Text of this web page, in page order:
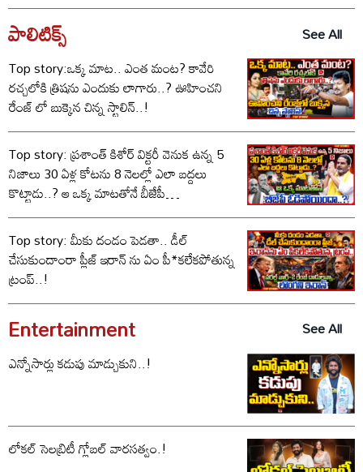
పాలిటిక్స్‌
See All
Top story:ఒక్క మాట.. ఎంత మంట? కావేరి
రచ్చలోకి త్రిషను ఎందుకు లాగారు..? ఊహించని
రేంజ్ లో బుక్కైన చిన్న స్టాలిన్..!
Top story: ప్రశాంత్ కిశోర్ విక్టరీ వెనుక ఉన్న 5
నిజాలు 30 ఏళ్ల కోటను 8 నెలల్లో ఎలా బద్దలు
కొట్టాడు..? ఆ ఒక్క మాటతోనే బీజేపీ
ఓడిపోయిందా..?
Top story: మీకు దండం పెడతా.. డీల్
చేసుకుందాంరా ప్లీజ్ ఇరాన్ ను ఏం పీ*కలేకపోతున్న
ట్రంప్..!
Entertainment
See All
ఎన్నోసార్లు కడుపు మాడ్చుకుని..!
లోకల్ సెలబ్రిటీ గ్లోబల్ వారసత్వం.!